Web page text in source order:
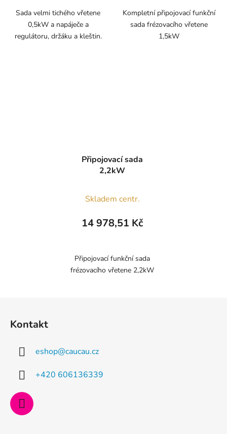
Sada velmi tichého vřetene
0,5kW a napáječe a
regulátoru, držáku a kleštin.
Kompletní připojovací funkční
sada frézovacího vřetene
1,5kW
Připojovací sada
2,2kW
Skladem centr.
14 978,51 Kč
Připojovací funkční sada
frézovacího vřetene 2,2kW
Kontakt
eshop@caucau.cz
+420 606136339